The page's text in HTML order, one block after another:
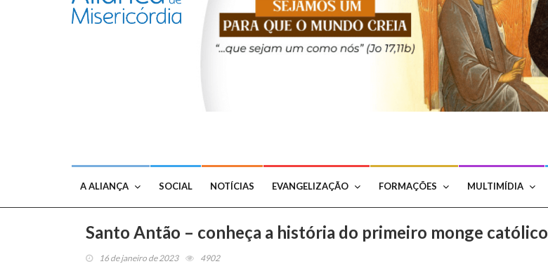
A ALIANÇA SOCIAL NOTÍCIAS EVANGELIZAÇÃO FORMAÇÕES MULTIMÍDIA
Santo Antão – conheça a história do primeiro monge católico
16 de janeiro de 2023 4902